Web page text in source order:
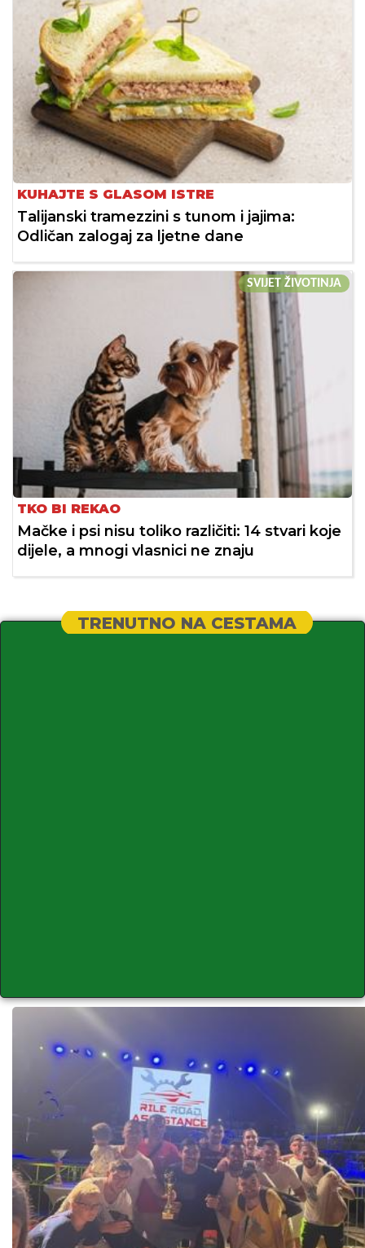
KUHAJTE S GLASOM ISTRE
Talijanski tramezzini s tunom i jajima:
Odličan zalogaj za ljetne dane
SVIJET ŽIVOTINJA
TKO BI REKAO
Mačke i psi nisu toliko različiti: 14 stvari koje
dijele, a mnogi vlasnici ne znaju
TRENUTNO NA CESTAMA